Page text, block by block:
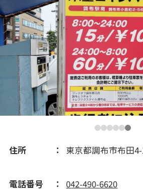
2020(239)
2019(140)
2018(195)
2017(259)
2016(353)
2015(235)
住所
東京都調布市布田
電話番号
042-490-6620